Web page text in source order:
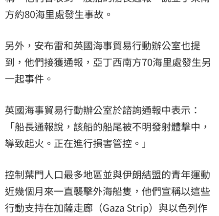
方約80海里處發生事故。
另外，安布雷和英國海事貿易行動辦公室也提
到，他們接獲通報，亞丁西南方70海里處發生另
一起事件。
英國海事貿易行動辦公室於諮詢通報中表示：
「船長通報說，該船的船尾被不明發射體擊中，
導致起火。正在進行損害管控。」
控制葉門人口最多地區並與伊朗結盟的青年運動
近幾個月來一直襲擊外海船隻，他們宣稱以這些
行動支持在加薩走廊（Gaza Strip）與以色列作